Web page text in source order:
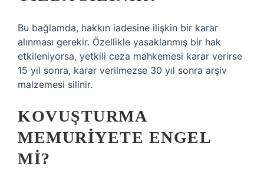
Bu bağlamda, hakkın iadesine ilişkin bir karar
alınması gerekir. Özellikle yasaklanmış bir hak
etkileniyorsa, yetkili ceza mahkemesi karar verirse
15 yıl sonra, karar verilmezse 30 yıl sonra arşiv
malzemesi silinir.
KOVUŞTURMA
MEMURIYETE ENGEL
MI?